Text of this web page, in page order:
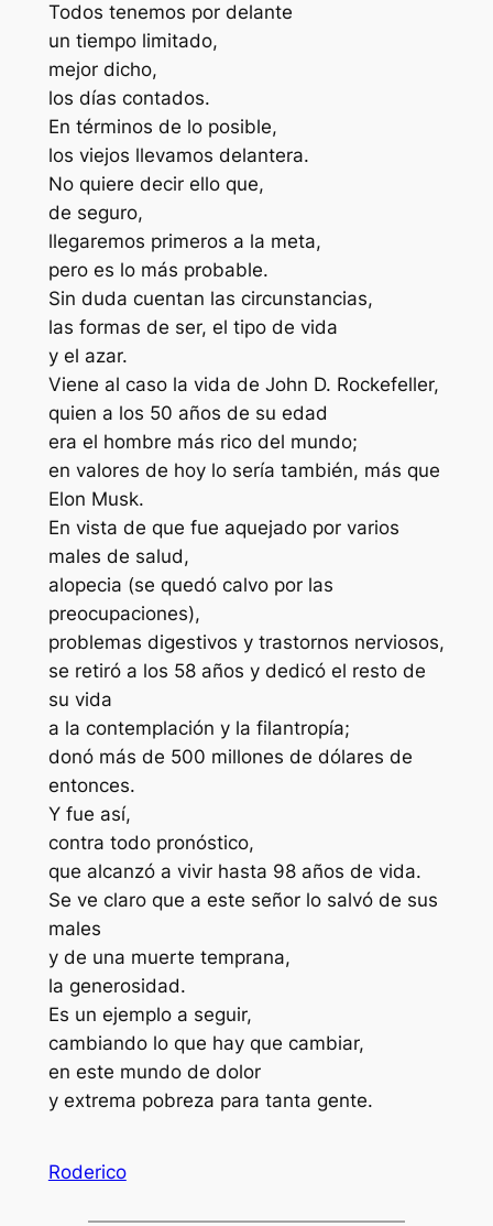
Todos tenemos por delante
un tiempo limitado,
mejor dicho,
los días contados.
En términos de lo posible,
los viejos llevamos delantera.
No quiere decir ello que,
de seguro,
llegaremos primeros a la meta,
pero es lo más probable.
Sin duda cuentan las circunstancias,
las formas de ser, el tipo de vida
y el azar.
Viene al caso la vida de John D. Rockefeller,
quien a los 50 años de su edad
era el hombre más rico del mundo;
en valores de hoy lo sería también, más que
Elon Musk.
En vista de que fue aquejado por varios
males de salud,
alopecia (se quedó calvo por las
preocupaciones),
problemas digestivos y trastornos nerviosos,
se retiró a los 58 años y dedicó el resto de
su vida
a la contemplación y la filantropía;
donó más de 500 millones de dólares de
entonces.
Y fue así,
contra todo pronóstico,
que alcanzó a vivir hasta 98 años de vida.
Se ve claro que a este señor lo salvó de sus
males
y de una muerte temprana,
la generosidad.
Es un ejemplo a seguir,
cambiando lo que hay que cambiar,
en este mundo de dolor
y extrema pobreza para tanta gente.
Roderico